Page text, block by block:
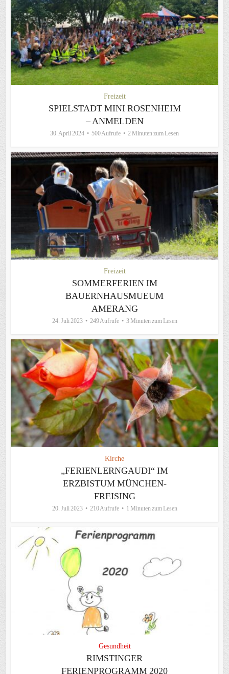
Freizeit
SPIELSTADT MINI ROSENHEIM
– ANMELDEN
30. April 2024 500 Aufrufe 2 Minuten zum Lesen
Freizeit
SOMMERFERIEN IM
BAUERNHAUSMUEUM
AMERANG
24. Juli 2023 249 Aufrufe 3 Minuten zum Lesen
Kirche
„FERIENLERNGAUDI“ IM
ERZBISTUM MÜNCHEN-
FREISING
20. Juli 2023 210 Aufrufe 1 Minuten zum Lesen
Gesundheit
RIMSTINGER
FERIENPROGRAMM 2020